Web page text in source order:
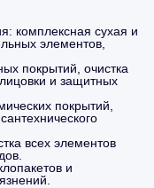
комплексная сухая и
элементов,
покрытий, очистка
и защитных
покрытий,
всех элементов
и